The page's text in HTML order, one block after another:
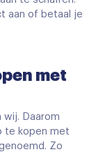
aan of betaal je
met
wij. Daarom
te kopen met
Zo